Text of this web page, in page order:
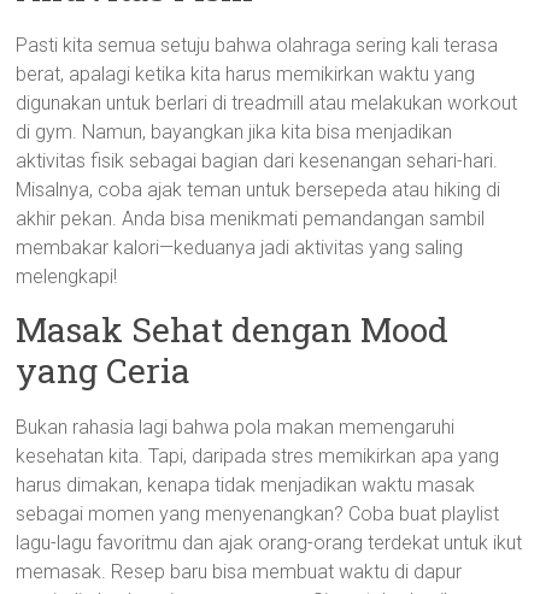
Pasti kita semua setuju bahwa olahraga sering kali terasa
berat, apalagi ketika kita harus memikirkan waktu yang
digunakan untuk berlari di treadmill atau melakukan workout
di gym. Namun, bayangkan jika kita bisa menjadikan
aktivitas fisik sebagai bagian dari kesenangan sehari-hari.
Misalnya, coba ajak teman untuk bersepeda atau hiking di
akhir pekan. Anda bisa menikmati pemandangan sambil
membakar kalori—keduanya jadi aktivitas yang saling
melengkapi!
Masak Sehat dengan Mood
yang Ceria
Bukan rahasia lagi bahwa pola makan memengaruhi
kesehatan kita. Tapi, daripada stres memikirkan apa yang
harus dimakan, kenapa tidak menjadikan waktu masak
sebagai momen yang menyenangkan? Coba buat playlist
lagu-lagu favoritmu dan ajak orang-orang terdekat untuk ikut
memasak. Resep baru bisa membuat waktu di dapur